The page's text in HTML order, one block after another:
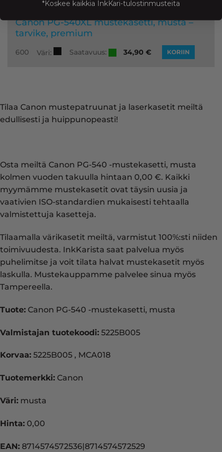
Canon PG-540XL mustekasetti, musta –
tarvike, premium
600 Väri: Saatavuus: 34,90 € KORIIN
Tilaa Canon mustepatruunat ja laserkasetit meiltä
edullisesti ja huippunopeasti!
Osta meiltä Canon PG-540 -mustekasetti, musta
kolmen vuoden takuulla hintaan 0,00 €. Kaikki
myymämme mustekasetit ovat täysin uusia ja
vaativien ISO-standardien mukaisesti tehtaalla
valmistettuja kasetteja.
Tilaamalla värikasetit meiltä, varmistut 100%:sti niiden
toimivuudesta. InkKarista saat palvelua myös
puhelimitse ja voit tilata halvat mustekasetit myös
laskulla. Mustekauppamme palvelee sinua myös
Tampereella.
Tuote: Canon PG-540 -mustekasetti, musta
Valmistajan tuotekoodi: 5225B005
Korvaa: 5225B005 , MCA018
Tuotemerkki: Canon
Väri: musta
Hinta: 0,00
EAN: 8714574572536|8714574572529
*Koskee kaikkia InkKari-tulostinmusteita